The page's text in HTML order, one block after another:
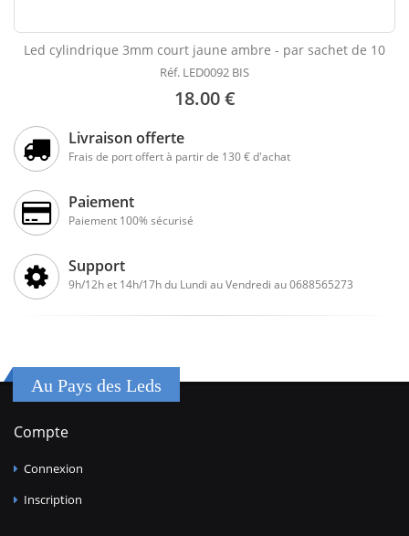
Led cylindrique 3mm court jaune ambre - par sachet de 10
Réf. LED0092 BIS
18.00 €
Livraison offerte
Frais de port offert à partir de 130 € d'achat
Paiement
Paiement 100% sécurisé
Support
9h/12h et 14h/17h du Lundi au Vendredi au 0688565273
Au Pays des Leds
Compte
Connexion
Inscription